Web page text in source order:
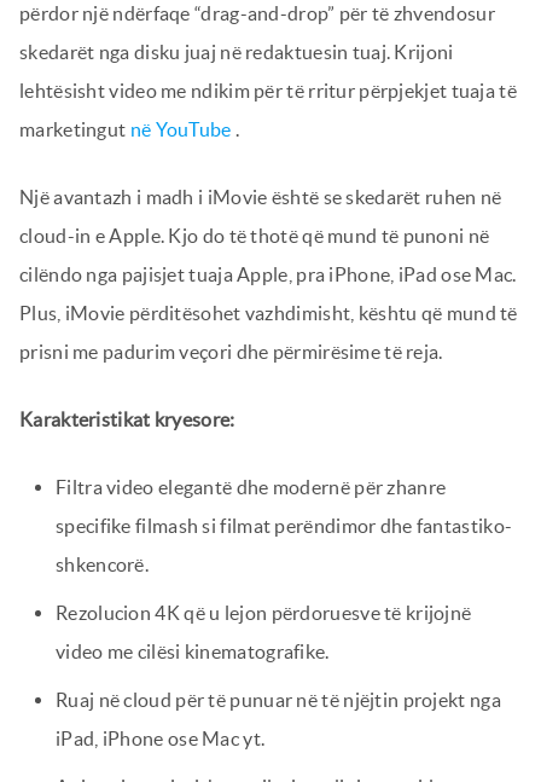
përdor një ndërfaqe “drag-and-drop” për të zhvendosur
skedarët nga disku juaj në redaktuesin tuaj. Krijoni
lehtësisht video me ndikim për të rritur përpjekjet tuaja të
marketingut në YouTube .
Një avantazh i madh i iMovie është se skedarët ruhen në
cloud-in e Apple. Kjo do të thotë që mund të punoni në
cilëndo nga pajisjet tuaja Apple, pra iPhone, iPad ose Mac.
Plus, iMovie përditësohet vazhdimisht, kështu që mund të
prisni me padurim veçori dhe përmirësime të reja.
Karakteristikat kryesore:
Filtra video elegantë dhe modernë për zhanre
specifike filmash si filmat perëndimor dhe fantastiko-
shkencorë.
Rezolucion 4K që u lejon përdoruesve të krijojnë
video me cilësi kinematografike.
Ruaj në cloud për të punuar në të njëjtin projekt nga
iPad, iPhone ose Mac yt.